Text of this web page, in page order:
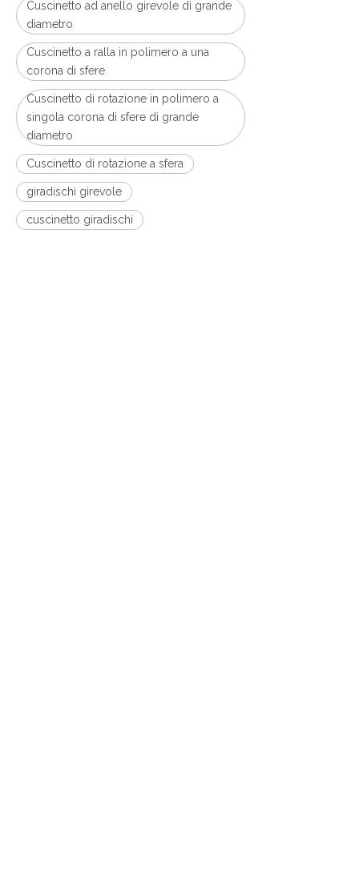
Cuscinetto ad anello girevole di grande
diametro
Cuscinetto a ralla in polimero a una
corona di sfere
Cuscinetto di rotazione in polimero a
singola corona di sfere di grande
diametro
Cuscinetto di rotazione a sfera
giradischi girevole
cuscinetto giradischi